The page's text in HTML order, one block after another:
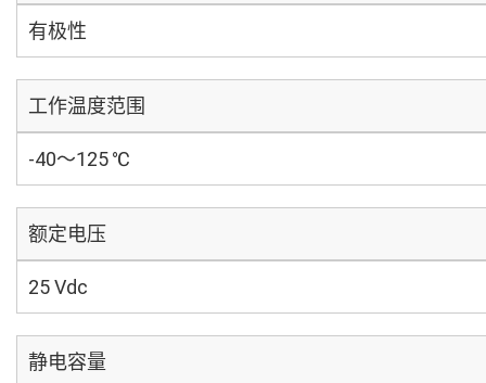
有极性
工作温度范围
-40～125 ℃
额定电压
25 Vdc
静电容量